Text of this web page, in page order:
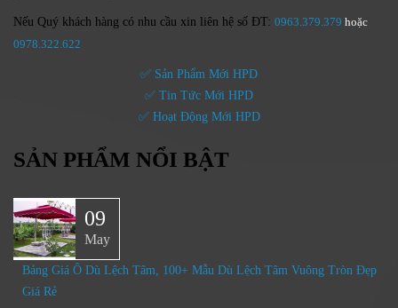
Nếu Quý khách hàng có nhu cầu xin liên hệ số ĐT: 0963.379.379 hoặc
0978.322.622
✅ Sản Phẩm Mới HPD
✅ Tin Tức Mới HPD
✅ Hoạt Động Mới HPD
SẢN PHẨM NỔI BẬT
09
May
Bảng Giá Ô Dù Lệch Tâm, 100+ Mẫu Dù Lệch Tâm Vuông Tròn Đẹp
Giá Rẻ